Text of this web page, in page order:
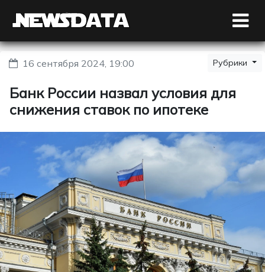
16 сентября 2024, 19:00 Рубрики
Банк России назвал условия для
снижения ставок по ипотеке